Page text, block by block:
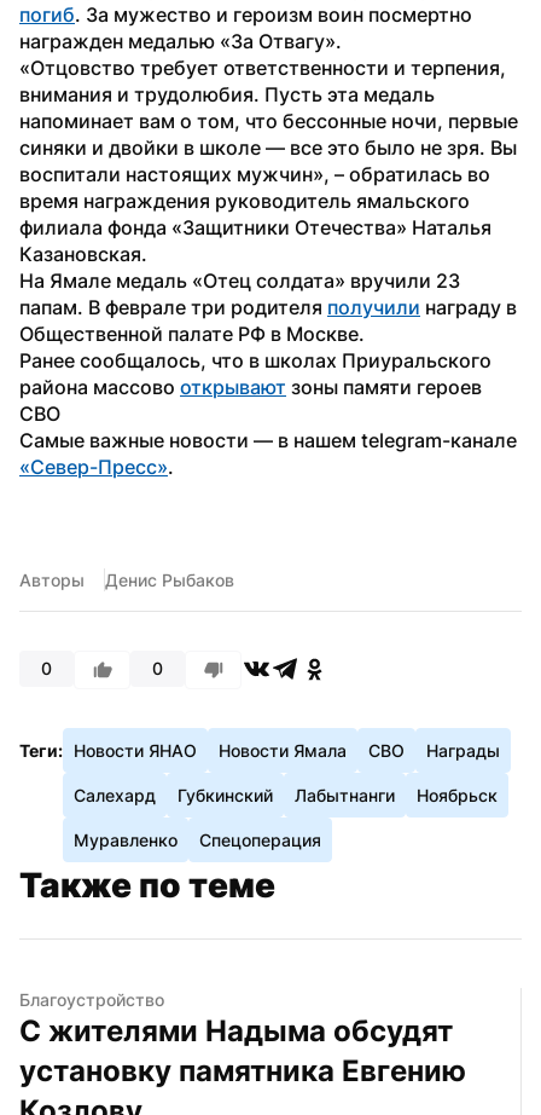
погиб. За мужество и героизм воин посмертно
награжден медалью «За Отвагу».
«Отцовство требует ответственности и терпения,
внимания и трудолюбия. Пусть эта медаль
напоминает вам о том, что бессонные ночи, первые
синяки и двойки в школе — все это было не зря. Вы
воспитали настоящих мужчин», – обратилась во
время награждения руководитель ямальского
филиала фонда «Защитники Отечества» Наталья
Казановская.
На Ямале медаль «Отец солдата» вручили 23
папам. В феврале три родителя получили награду в
Общественной палате РФ в Москве.
Ранее сообщалось, что в школах Приуральского
района массово открывают зоны памяти героев
СВО
«Север-Пресс».
Авторы Денис Рыбаков
0 0
Теги: Новости ЯНАО Новости Ямала СВО Награды
Салехард Губкинский Лабытнанги Ноябрьск
Муравленко Спецоперация
Также по теме
Благоустройство
С жителями Надыма обсудят
установку памятника Евгению